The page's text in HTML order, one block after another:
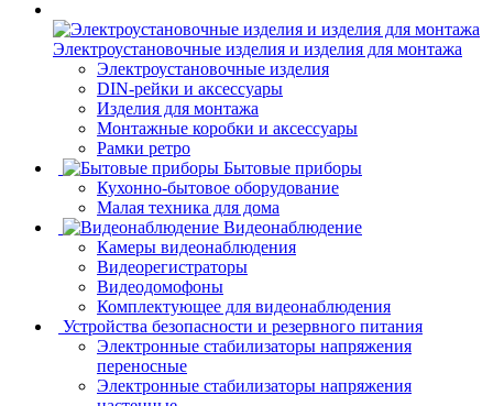
Электроустановочные изделия и изделия для монтажа
Электроустановочные изделия
DIN-рейки и аксессуары
Изделия для монтажа
Монтажные коробки и аксессуары
Рамки ретро
Бытовые приборы
Кухонно-бытовое оборудование
Малая техника для дома
Видеонаблюдение
Камеры видеонаблюдения
Видеорегистраторы
Видеодомофоны
Комплектующее для видеонаблюдения
Устройства безопасности и резервного питания
Электронные стабилизаторы напряжения
переносные
Электронные стабилизаторы напряжения